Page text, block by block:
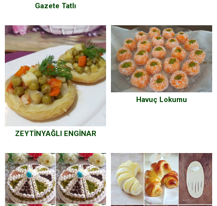
Gazete Tatlı
ZEYTİNYAĞLI ENGİNAR
Havuç Lokumu